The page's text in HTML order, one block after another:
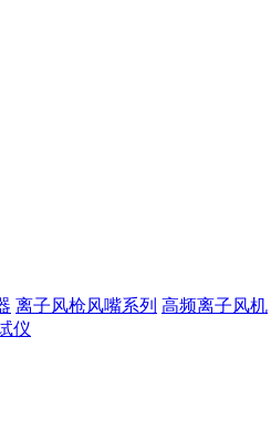
离子风枪风嘴系列 高频离子风机
仪